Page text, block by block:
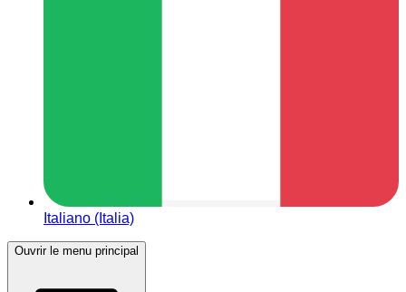
Italiano (Italia)
Ouvrir le menu principal